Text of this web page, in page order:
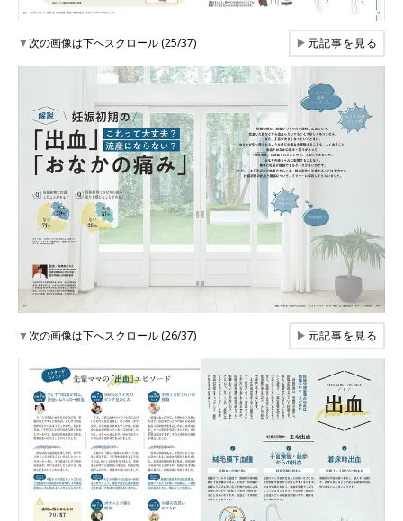
▼次の画像は下へスクロール (25/37) ▶元記事を見る
▼次の画像は下へスクロール (26/37) ▶元記事を見る